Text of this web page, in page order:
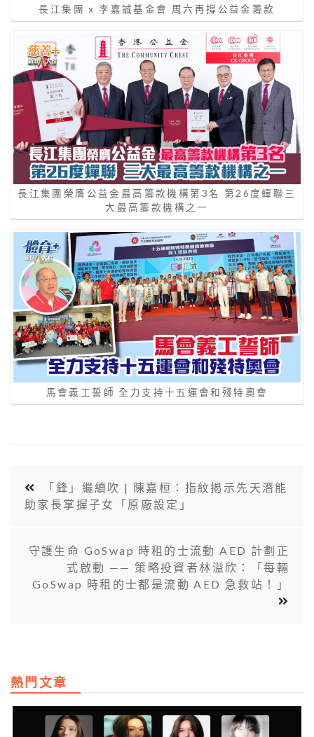
長江集團 x 李嘉誠基金會 周六再撐公益金籌款
長江集團榮膺公益金最高籌款機構第3名 第26度蟬聯三
大最高籌款機構之一
馬會義工誓師 全力支持十五運會和殘特奧會
「鋒」繼續吹 | 陳嘉桓：指紋揭示先天潛能
助家長掌握子女「原廠設定」
守護生命 GoSwap 時租的士流動 AED 計劃正
式啟動 —— 策略投資者林溢欣：「每輛
GoSwap 時租的士都是流動 AED 急救站！」
熱門文章